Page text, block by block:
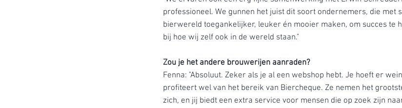
professioneel. We gunnen het juist dit soort ondernemers, die met
bierwereld toegankelijker, leuker én mooier maken, om succes te
bij hoe wij zelf ook in de wereld staan."
Zou je het andere brouwerijen aanraden?
Fenna: "Absoluut. Zeker als je al een webshop hebt. Je hoeft er
profiteert wel van het bereik van Biercheque. Ze nemen het
zich, en jij biedt een extra service voor mensen die op zoek zijn